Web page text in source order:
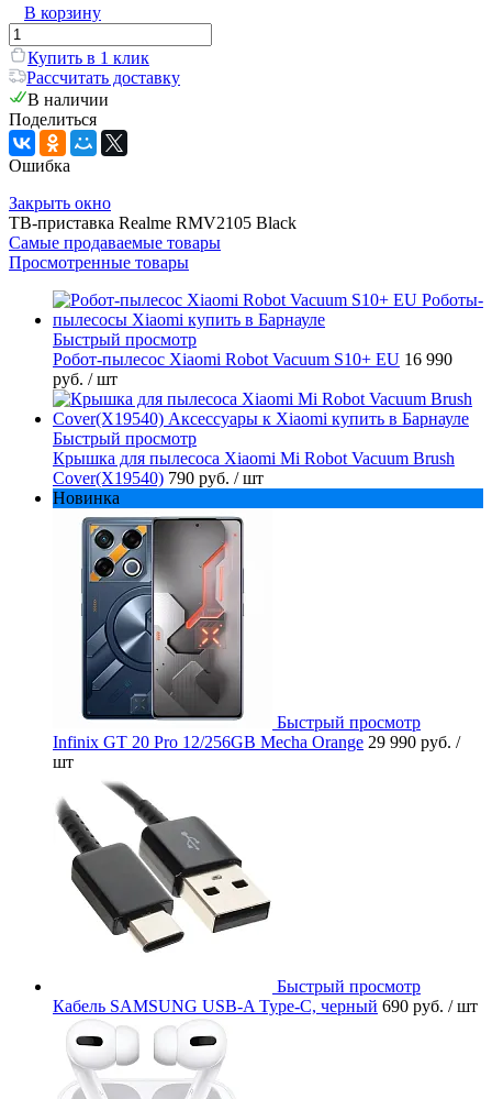
В корзину
Купить в 1 клик
Рассчитать доставку
В наличии
Поделиться
Ошибка
Закрыть окно
ТВ-приставка Realme RMV2105 Black
Самые продаваемые товары
Просмотренные товары
Быстрый просмотр
Робот-пылесос Xiaomi Robot Vacuum S10+ EU 16 990
руб. / шт
Быстрый просмотр
Крышка для пылесоса Xiaomi Mi Robot Vacuum Brush
Cover(X19540) 790 руб. / шт
Новинка
Быстрый просмотр
Infinix GT 20 Pro 12/256GB Mecha Orange 29 990 руб. /
шт
Быстрый просмотр
Кабель SAMSUNG USB-A Type-C, черный 690 руб. / шт